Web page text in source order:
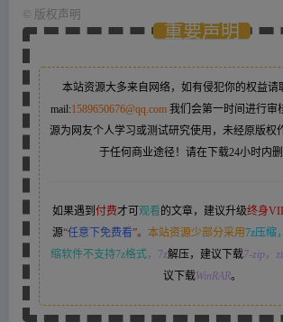
版权声明
重要声明
本站资源大多来自网络，如有侵犯你的权益请
mail:1589650676@qq.com 我们会第一时间进行审
源为网友个人学习或测试研究使用，未经原版权
于任何商业途径！请在下载24小时内删
如果遇到 付费才可 观看 的文章，建议升级终身
源“任意下免费看”。 本站资源少部分采用7z压缩，
缩软件不支持7z格式，7z解压，建议下载7-zip，
议下载WinRAR。